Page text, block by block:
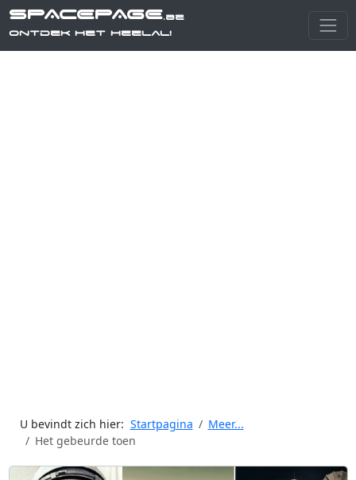
SPACEPAGE.be
Ontdek het heelal!
U bevindt zich hier: Startpagina
Meer...
Het gebeurde toen